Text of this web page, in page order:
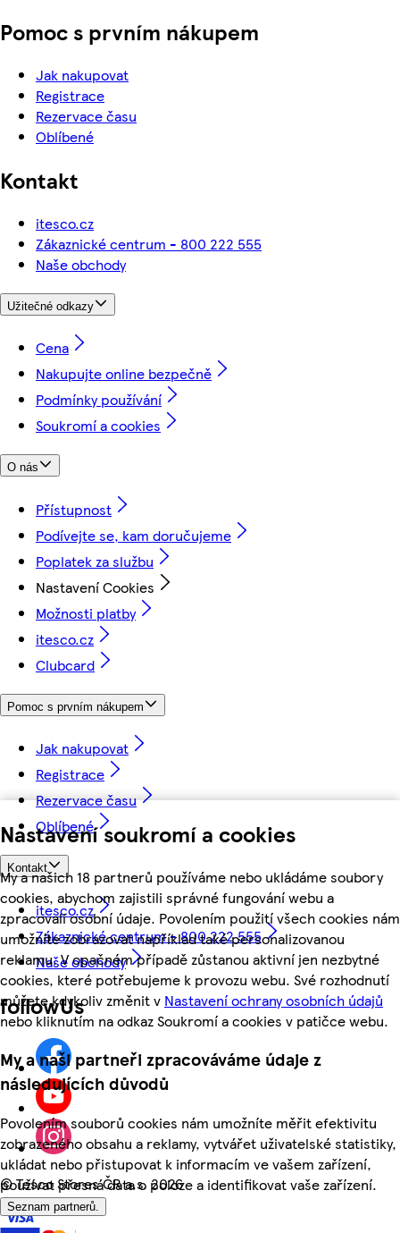
Nastavení soukromí a cookies
My a našich 18 partnerů používáme nebo ukládáme soubory
cookies, abychom zajistili správné fungování webu a
zpracovali osobní údaje. Povolením použití všech cookies nám
umožníte zobrazovat například také personalizovanou
reklamu. V opačném případě zůstanou aktivní jen nezbytné
cookies, které potřebujeme k provozu webu. Své rozhodnutí
můžete kdykoliv změnit v Nastavení ochrany osobních údajů
nebo kliknutím na odkaz Soukromí a cookies v patičce webu.
My a naši partneři zpracováváme údaje z
následujících důvodů
Povolením souborů cookies nám umožníte měřit efektivitu
zobrazeného obsahu a reklamy, vytvářet uživatelské statistiky,
ukládat nebo přistupovat k informacím ve vašem zařízení,
používat přesná data o poloze a identifikovat vaše zařízení.
Seznam partnerů.
Pomoc s prvním nákupem
Jak nakupovat
Registrace
Rezervace času
Oblíbené
Kontakt
itesco.cz
Zákaznické centrum - 800 222 555
Naše obchody
Užitečné odkazy
Cena
Nakupujte online bezpečně
Podmínky používání
Soukromí a cookies
O nás
Přístupnost
Podívejte se, kam doručujeme
Poplatek za službu
Nastavení Cookies
Možnosti platby
itesco.cz
Clubcard
Pomoc s prvním nákupem
Jak nakupovat
Registrace
Rezervace času
Oblíbené
Kontakt
itesco.cz
Zákaznické centrum - 800 222 555
Naše obchody
followUs
©Tesco Stores ČR a.s. 2026